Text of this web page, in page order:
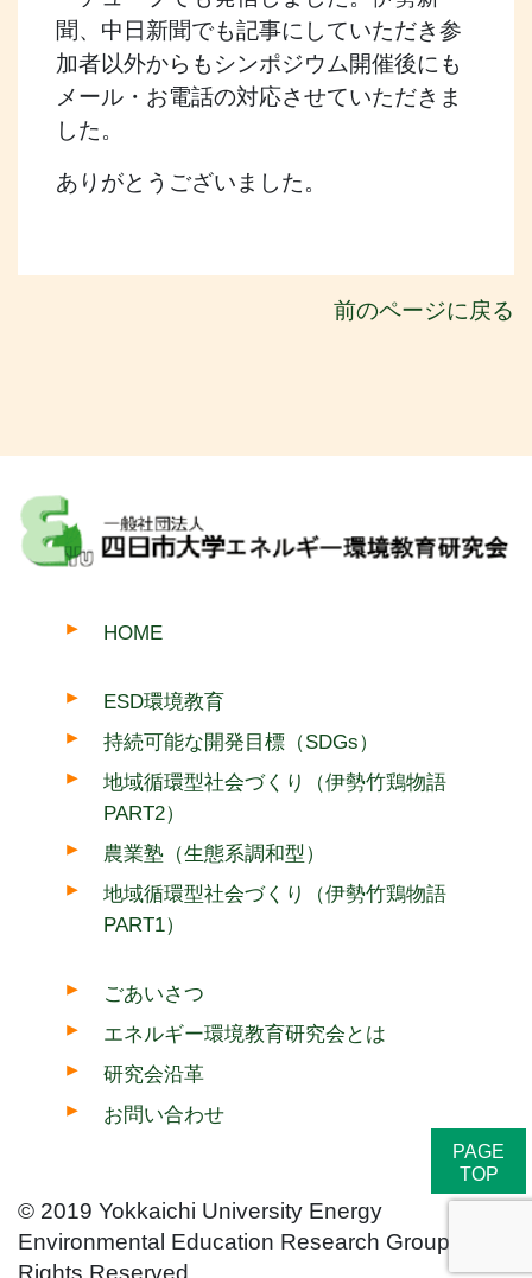
聞、中日新聞でも記事にしていただき参
加者以外からもシンポジウム開催後にも
メール・お電話の対応させていただきま
した。
ありがとうございました。
前のページに戻る
HOME
ESD環境教育
持続可能な開発目標（SDGs）
地域循環型社会づくり（伊勢竹鶏物語
PART2）
農業塾（生態系調和型）
地域循環型社会づくり（伊勢竹鶏物語
PART1）
ごあいさつ
エネルギー環境教育研究会とは
研究会沿革
お問い合わせ
© 2019 Yokkaichi University Energy
Environmental Education Research Group All
Rights Reserved.
PAGE
TOP